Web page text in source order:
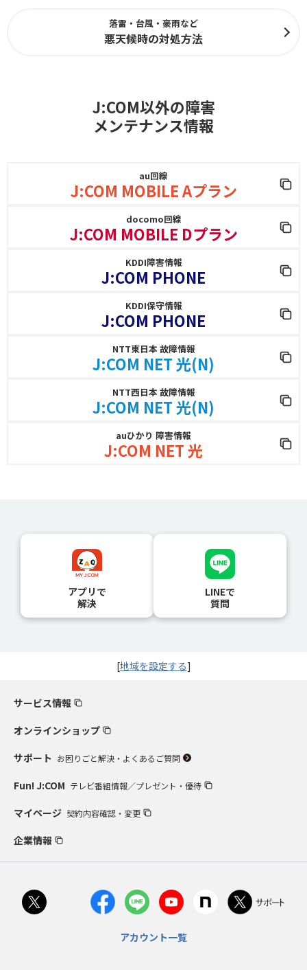
落雷・台風・豪雨など
悪天候時の対処方法
J:COM以外の障害
メンテナンス情報
au回線
J:COM MOBILE Aプラン
docomo回線
J:COM MOBILE Dプラン
KDDI障害情報
J:COM PHONE
KDDI保守情報
J:COM PHONE
NTT東日本 故障情報
J:COM NET 光(N)
NTT西日本 故障情報
J:COM NET 光(N)
auひかり 障害情報
J:COM NET 光
アプリで
解決
LINEで
質問
[地域を設定する]
サービス情報
オンラインショップ
サポート お困りごと解決・よくあるご質問
Fun! J:COM テレビ番組情報／プレゼント・優待
マイページ 契約内容確認・変更
企業情報
アカウント一覧